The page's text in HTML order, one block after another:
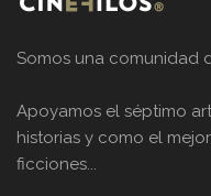
Somos una comunidad
Apoyamos el séptimo
historias y como el
ficciones...